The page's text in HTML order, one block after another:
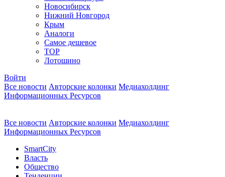
Новосибирск
Нижний Новгород
Крым
Аналоги
Самое дешевое
TOP
Лотошино
Войти
Все новости Авторские колонки Медиахолдинг
Информационных Ресурсов
Все новости Авторские колонки Медиахолдинг
Информационных Ресурсов
SmartCity
Власть
Общество